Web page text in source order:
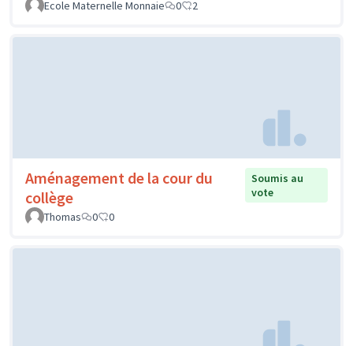
Ecole Maternelle Monnaie 0 2
Aménagement de la cour du
collège
Soumis au
vote
Thomas
0 0